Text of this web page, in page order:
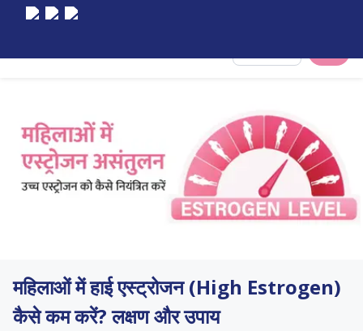
महिलाओं में हाई एस्ट्रोजन (High Estrogen)
कैसे कम करें? लक्षण और उपाय